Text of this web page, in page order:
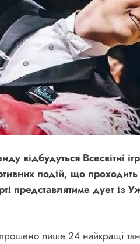
відбудуться Всесвітні
подій, що
представлятиме дует
лише 24 найкращі